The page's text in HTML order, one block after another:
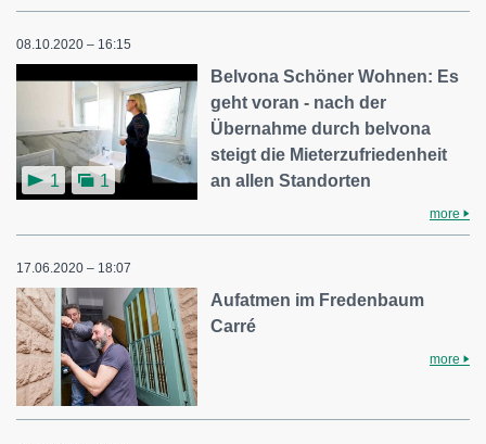
08.10.2020 – 16:15
1 1
Belvona Schöner Wohnen: Es
geht voran - nach der
Übernahme durch belvona
steigt die Mieterzufriedenheit
an allen Standorten
more
17.06.2020 – 18:07
Aufatmen im Fredenbaum
Carré
more